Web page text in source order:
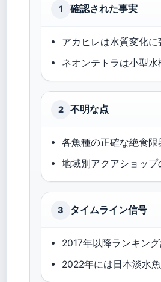
1 確認された事実
アカヒレは水質変化
ネオンテトラは小型
2 不明な点
各魚種の正確な絶食
地域別アクアショッ
3 タイムライン信号
2017年以降ランキン
2022年には日本淡水